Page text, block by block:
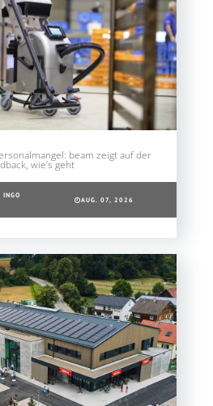
beam zeigt auf der
wie’s geht
INGO
AUG. 07, 2026